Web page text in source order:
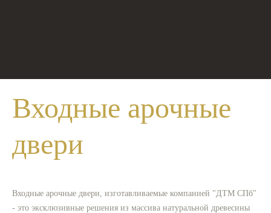
Входные арочные
двери
Входные арочные двери, изготавливаемые компанией "ДТМ СПб"
- это эксклюзивные решения из массива натуральной древесины